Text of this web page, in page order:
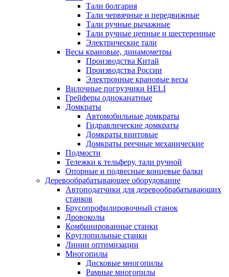
Тали болгария
Тали червячные и передвижные
Тали ручные рычажные
Тали ручные цепные и шестеренные
Электрические тали
Весы крановые, динамометры
Производства Китай
Производства России
Электронные крановые весы
Вилочные погрузчики HELI
Грейферы одноканатные
Домкраты
Автомобильные домкраты
Гидравлические домкраты
Домкраты винтовые
Домкраты реечные механические
Подмости
Тележки к тельферу, тали ручной
Опорные и подвесные концевые балки
Деревообрабатывающее оборудование
Автоподатчики для деревообрабатывающих
станков
Брусопрофилировочный станок
Дровоколы
Комбинированные станки
Круглопильные станки
Линии оптимизации
Многопилы
Дисковые многопилы
Рамные многопилы